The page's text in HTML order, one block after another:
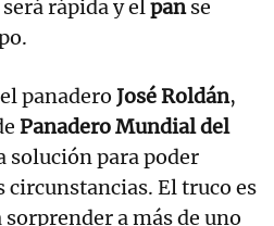
rápida y elpanse
panadero José Roldán,
Panadero Mundial del
solución para poder
circunstancias. El truco es
a más de uno